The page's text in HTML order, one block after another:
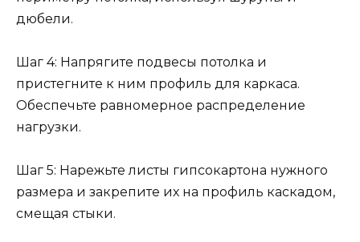
дюбели.
Шаг 4: Напрягите подвесы потолка и
пристегните к ним профиль для каркаса.
Обеспечьте равномерное распределение
нагрузки.
Шаг 5: Нарежьте листы гипсокартона нужного
размера и закрепите их на профиль каскадом,
смещая стыки.